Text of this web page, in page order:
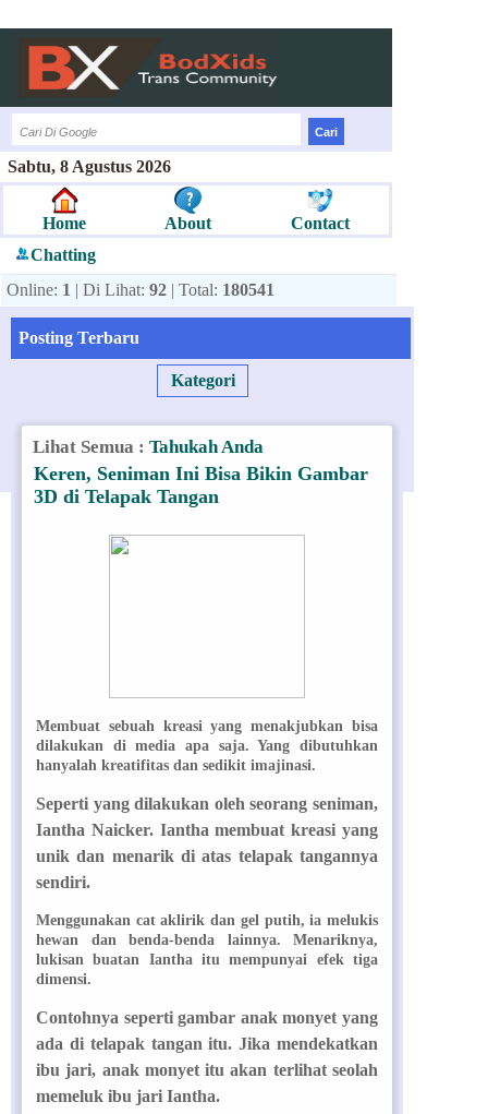
Sabtu, 8 Agustus 2026
Home About
Contact
Chatting
Online: 1 | Di Lihat: 92 | Total: 180541
Posting Terbaru
Kategori
Lihat Semua : Tahukah Anda
Keren, Seniman Ini Bisa Bikin Gambar
3D di Telapak Tangan
Membuat sebuah kreasi yang menakjubkan bisa
dilakukan di media apa saja. Yang dibutuhkan
hanyalah kreatifitas dan sedikit imajinasi.
Seperti yang dilakukan oleh seorang seniman,
Iantha Naicker. Iantha membuat kreasi yang
unik dan menarik di atas telapak tangannya
sendiri.
Menggunakan cat aklirik dan gel putih, ia melukis
hewan dan benda-benda lainnya. Menariknya,
lukisan buatan Iantha itu mempunyai efek tiga
dimensi.
Contohnya seperti gambar anak monyet yang
ada di telapak tangan itu. Jika mendekatkan
ibu jari, anak monyet itu akan terlihat seolah
memeluk ibu jari Iantha.